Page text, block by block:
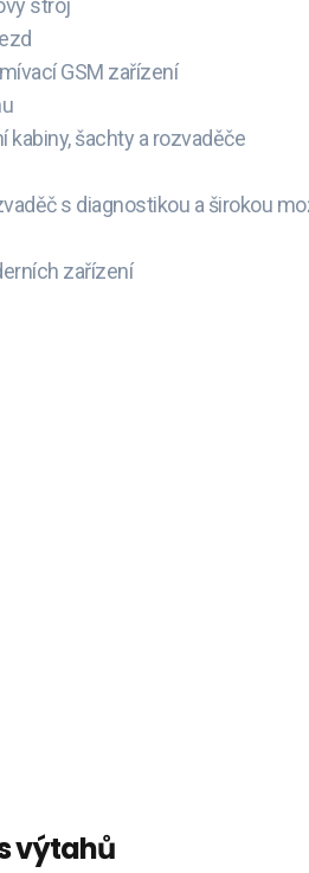
stroj
GSM zařízení
kabiny, šachty a rozvaděče
s diagnostikou a širokou
zařízení
výtahů